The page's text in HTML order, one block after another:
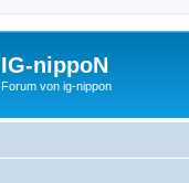
IG-nippoN
Forum von ig-nippon